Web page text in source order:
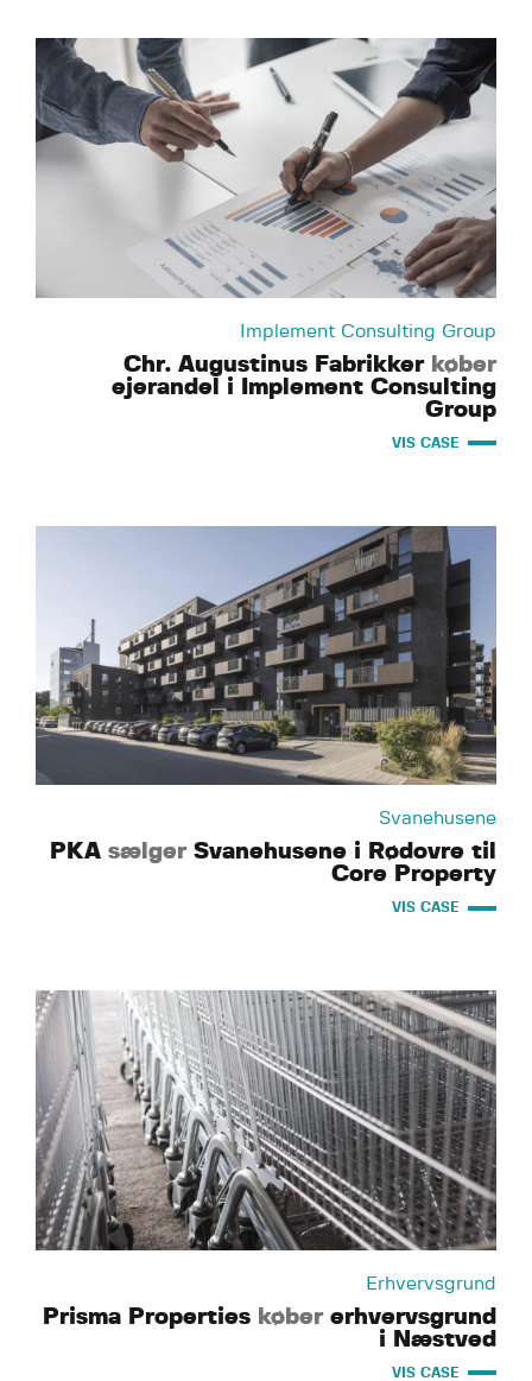
Implement Consulting Group
Chr. Augustinus Fabrikker køber
ejerandel i Implement Consulting
Group
VIS CASE
Svanehusene
PKA sælgerSvanehusene i Rødovre til
Core Property
VIS CASE
Erhvervsgrund
Prisma Properties købererhvervsgrund
i Næstved
VIS CASE